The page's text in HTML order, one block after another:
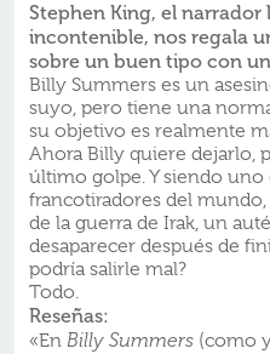
Stephen King, el
incontenible, nos regala
sobre un buen tipo con
Billy Summers es un
suyo, pero tiene una
su objetivo es realmente
Ahora Billy quiere dejarlo,
último golpe. Y siendo uno
francotiradores del
de la guerra de Irak, un
desaparecer después de
podría salirle mal?
Todo.
Reseñas:
«En Billy Summers (como